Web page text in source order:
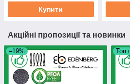
Купити
Акційні пропозиції та новинки
–19% Топ